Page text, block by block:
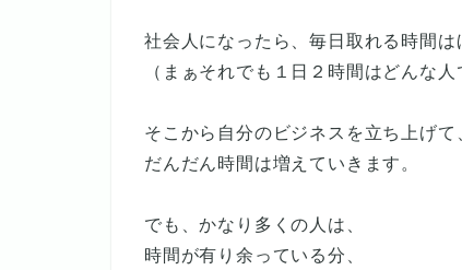
社会人になったら、毎日取れる時間は
（まぁそれでも１日２時間はどんな
そこから自分のビジネスを立ち上げて
だんだん時間は増えていきます。
でも、かなり多くの人は、
時間が有り余っている分、